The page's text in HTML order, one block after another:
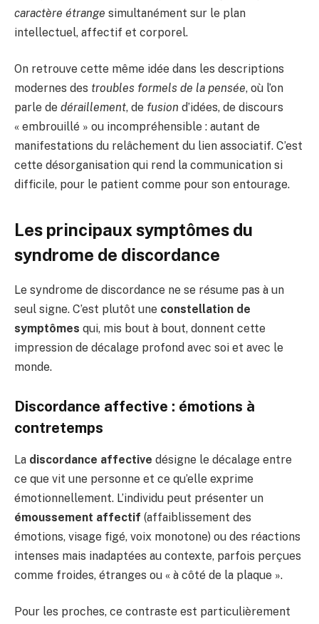
caractère étrange simultanément sur le plan
intellectuel, affectif et corporel.
On retrouve cette même idée dans les descriptions
modernes des troubles formels de la pensée, où l’on
parle de déraillement, de fusion d’idées, de discours
« embrouillé » ou incompréhensible : autant de
manifestations du relâchement du lien associatif. C’est
cette désorganisation qui rend la communication si
difficile, pour le patient comme pour son entourage.
Les principaux symptômes du
syndrome de discordance
Le syndrome de discordance ne se résume pas à un
seul signe. C’est plutôt une constellation de
symptômes qui, mis bout à bout, donnent cette
impression de décalage profond avec soi et avec le
monde.
Discordance affective : émotions à
contretemps
La discordance affective désigne le décalage entre
ce que vit une personne et ce qu’elle exprime
émotionnellement. L’individu peut présenter un
émoussement affectif (affaiblissement des
émotions, visage figé, voix monotone) ou des réactions
intenses mais inadaptées au contexte, parfois perçues
comme froides, étranges ou « à côté de la plaque ».
Pour les proches, ce contraste est particulièrement